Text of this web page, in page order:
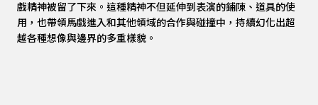
戲精神被留了下來。這種精神不但延伸到表演的鋪陳、道具的使
用，也帶領馬戲進入和其他領域的合作與碰撞中，持續幻化出超
越各種想像與邊界的多重樣貌。